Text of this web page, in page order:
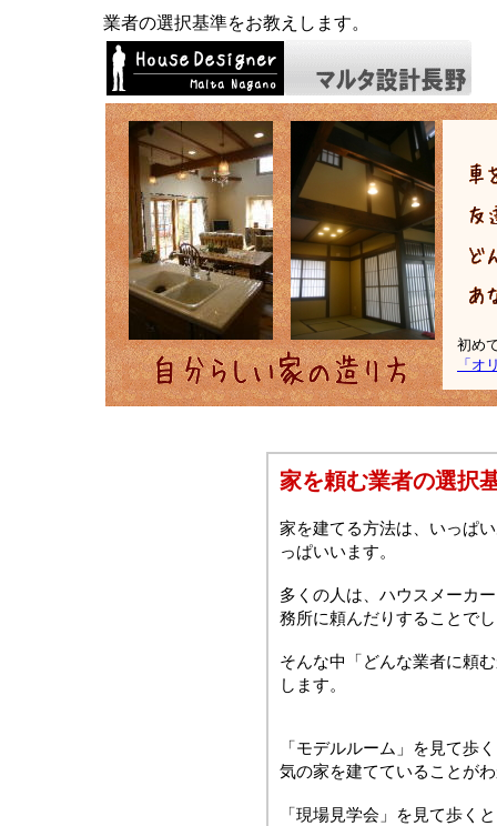
業者の選択基準をお教えします。
初め
「オ
家を頼む業者の選択
家を建てる方法は、いっぱ
っぱいいます。
多くの人は、ハウスメーカ
務所に頼んだりすることで
そんな中「どんな業者に頼
します。
「モデルルーム」を見て歩
気の家を建てていることが
「現場見学会」を見て歩く